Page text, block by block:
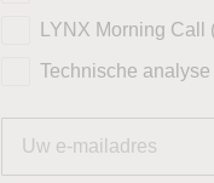
LYNX Morning Call
Technische